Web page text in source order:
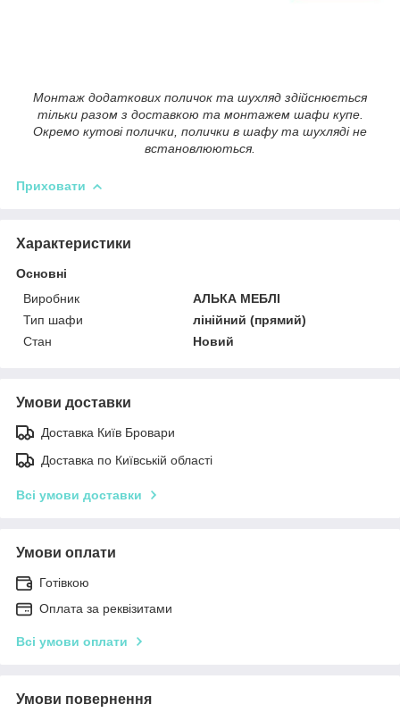
Монтаж додаткових поличок та шухляд здійснюється
тільки разом з доставкою та монтажем шафи купе.
Окремо кутові полички, полички в шафу та шухляді не
встановлюються.
Приховати
Характеристики
Основні
Виробник
АЛЬКА МЕБЛІ
Тип шафи
лінійний (прямий)
Стан
Новий
Умови доставки
Доставка Київ Бровари
Доставка по Київській області
Всі умови доставки
Умови оплати
Готівкою
Оплата за реквізитами
Всі умови оплати
Умови повернення